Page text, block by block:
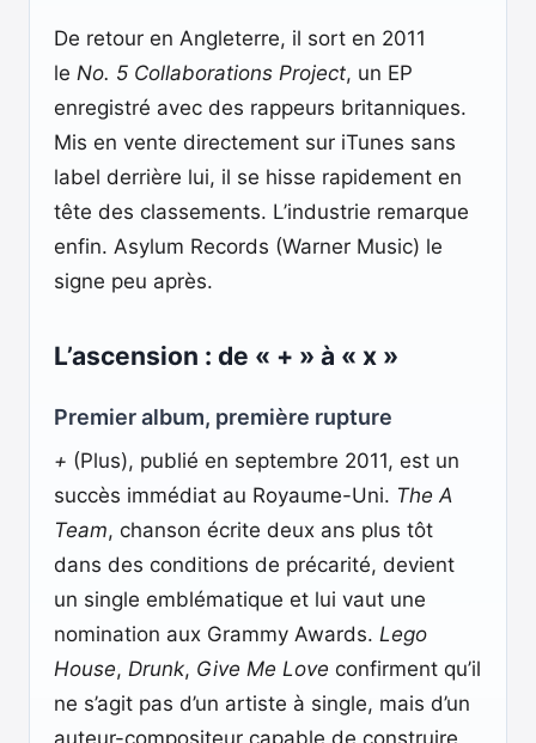
De retour en Angleterre, il sort en 2011
le No. 5 Collaborations Project, un EP
enregistré avec des rappeurs britanniques.
Mis en vente directement sur iTunes sans
label derrière lui, il se hisse rapidement en
tête des classements. L’industrie remarque
enfin. Asylum Records (Warner Music) le
signe peu après.
L’ascension : de « + » à « x »
Premier album, première rupture
+ (Plus), publié en septembre 2011, est un
succès immédiat au Royaume-Uni. The A
Team, chanson écrite deux ans plus tôt
dans des conditions de précarité, devient
un single emblématique et lui vaut une
nomination aux Grammy Awards. Lego
House, Drunk, Give Me Love confirment qu’il
ne s’agit pas d’un artiste à single, mais d’un
auteur-compositeur capable de construire